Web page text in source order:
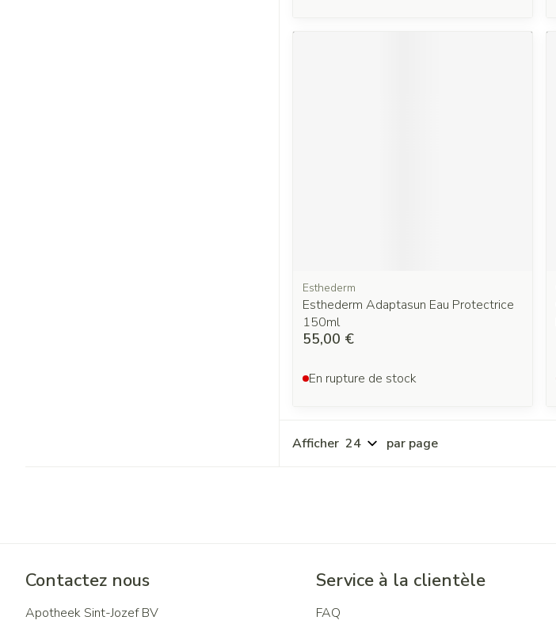
Esthederm
Esthederm Adaptasun Eau Protectrice
150ml
55,00 €
En rupture de stock
Afficher par page
Contactez nous
Apotheek Sint-Jozef BV
Service à la clientèle
FAQ